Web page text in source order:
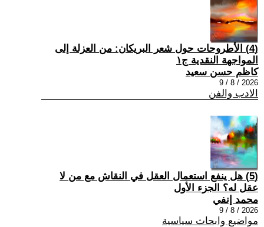
(4) الأطروحات حول شعر البريكان: من العزلة إلى
المواجهة النقدية ج١
كاظم حسن سعيد
2026 / 8 / 9
الادب والفن
(5) هل ينفع استعمال العقل في النقاش مع من لا
عقل له؟ الجزء الأول
محمد إنفي
2026 / 8 / 9
مواضيع وابحاث سياسية